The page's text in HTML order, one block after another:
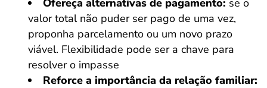
Ofereça alternativas de pagamento: se o
valor total não puder ser pago de uma vez,
proponha parcelamento ou um novo prazo
viável. Flexibilidade pode ser a chave para
resolver o impasse
Reforce a importância da relação familiar: